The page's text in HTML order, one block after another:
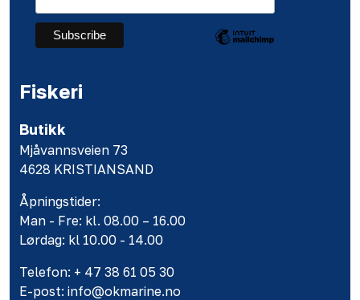
Fiskeri
Butikk
Mjåvannsveien 73
4628 KRISTIANSAND
Åpningstider:
Man - Fre: kl. 08.00 – 16.00
Lørdag: kl 10.00 - 14.00
Telefon: + 47 38 61 05 30
E-post: info@okmarine.no